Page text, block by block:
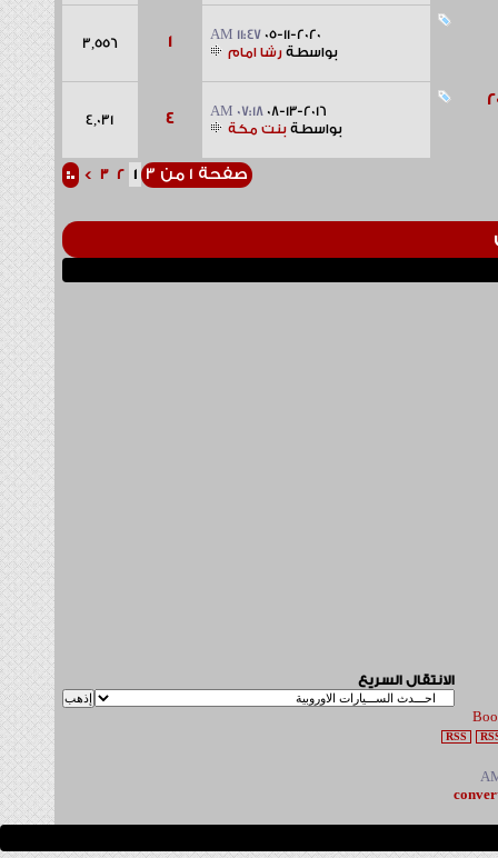
05-11-2020
11:47 AM
بواسطةرشا امام
3,556
08-13-2016
07:18 AM
بواسطةبنت مكة
4,031
صفحة 1 من 3 2
3
>
الانتقال السريع
RSS